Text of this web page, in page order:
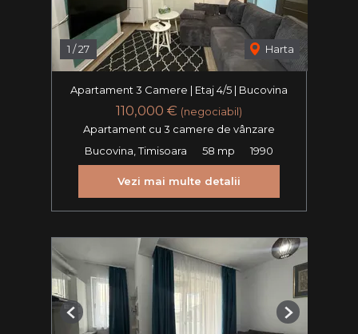
1 /27 Harta
Apartament 3 Camere | Etaj 4/5 | Bucovina
110,000 € (negociabil)
Apartament cu 3 camere de vânzare
Bucovina, Timisoara
58 mp 1990
Vezi mai multe detalii
Previous Next